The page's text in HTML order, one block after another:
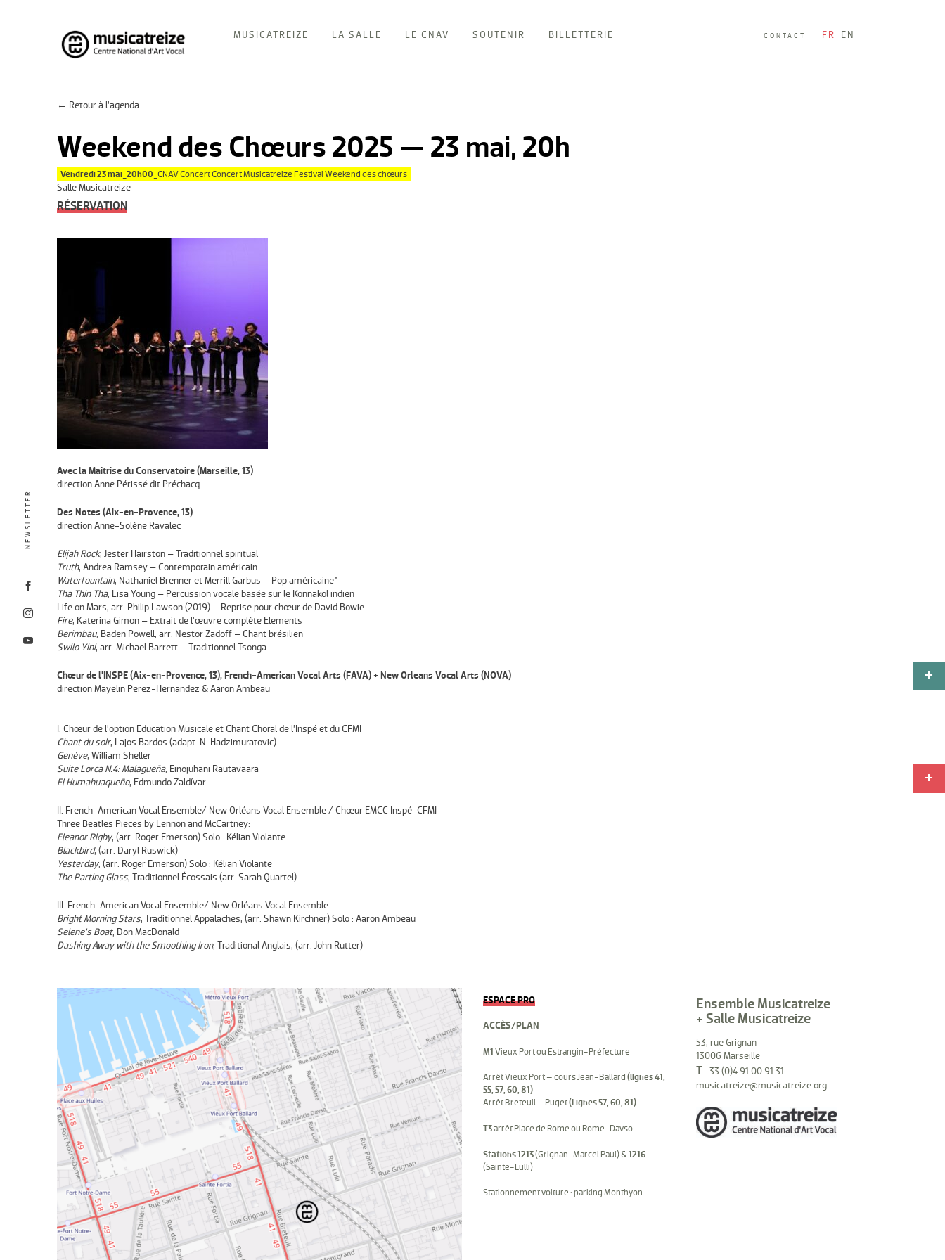
Skip
to
content
MUSICATREIZE LA SALLE LE CNAV SOUTENIR BILLETTERIE CONTACT FR EN
NEWSLETTER
← Retour à l’agenda
Weekend des Chœurs 2025 — 23 mai, 20h
Vendredi 23 mai_20h00_ CNAV Concert Concert Musicatreize Festival Weekend des chœurs
Salle Musicatreize
RÉSERVATION
Avec la Maîtrise du Conservatoire (Marseille, 13)
direction Anne Périssé dit Préchacq
Des Notes (Aix-en-Provence, 13)
direction Anne-Solène Ravalec
Elijah Rock, Jester Hairston – Traditionnel spiritual
Truth, Andrea Ramsey – Contemporain américain
Waterfountain, Nathaniel Brenner et Merrill Garbus – Pop américaine*
Tha Thin Tha, Lisa Young – Percussion vocale basée sur le Konnakol indien
Life on Mars, arr. Philip Lawson (2019) – Reprise pour chœur de David Bowie
Fire, Katerina Gimon – Extrait de l’œuvre complète Elements
Berimbau, Baden Powell, arr. Nestor Zadoff – Chant brésilien
Swilo Yini, arr. Michael Barrett – Traditionnel Tsonga
Chœur de l’INSPE (Aix-en-Provence, 13), French-American Vocal Arts (FAVA) + New Orleans Vocal Arts (NOVA)
direction Mayelin Perez-Hernandez & Aaron Ambeau
I. Chœur de l’option Education Musicale et Chant Choral de l’Inspé et du CFMI
Chant du soir, Lajos Bardos (adapt. N. Hadzimuratovic)
Genève, William Sheller
Suite Lorca N.4: Malagueña, Einojuhani Rautavaara
El Humahuaqueño, Edmundo Zaldívar
II. French-American Vocal Ensemble/ New Orléans Vocal Ensemble / Chœur EMCC Inspé-CFMI
Three Beatles Pieces by Lennon and McCartney:
Eleanor Rigby, (arr. Roger Emerson) Solo : Kélian Violante
Blackbird, (arr. Daryl Ruswick)
Yesterday, (arr. Roger Emerson) Solo : Kélian Violante
The Parting Glass, Traditionnel Écossais (arr. Sarah Quartel)
III. French-American Vocal Ensemble/ New Orléans Vocal Ensemble
Bright Morning Stars, Traditionnel Appalaches, (arr. Shawn Kirchner) Solo : Aaron Ambeau
Selene’s Boat, Don MacDonald
Dashing Away with the Smoothing Iron, Traditional Anglais, (arr. John Rutter)
ESPACE PRO
ACCÈS/PLAN
M1 Vieux Port ou Estrangin-Préfecture
Arrêt Vieux Port – cours Jean-Ballard (lignes 41,
55, 57, 60, 81)
Arrêt Breteuil – Puget(Lignes 57, 60, 81)
T3arrêt Place de Rome ou Rome-Davso
Stations 1213(Grignan-Marcel Paul) & 1216
(Sainte-Lulli)
Stationnement voiture : parking Monthyon
Ensemble Musicatreize
+ Salle Musicatreize
53, rue Grignan
13006 Marseille
T +33 (0)4 91 00 91 31
musicatreize@musicatreize.org